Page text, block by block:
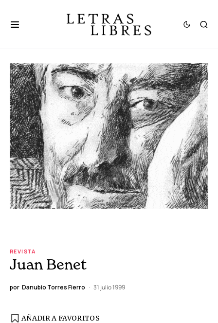
REVISTA
Juan Benet
por Danubio Torres Fierro 31 julio 1999
AÑADIR A FAVORITOS